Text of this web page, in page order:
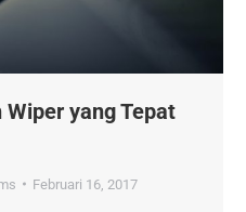
yang Tepat
Februari 16, 2017